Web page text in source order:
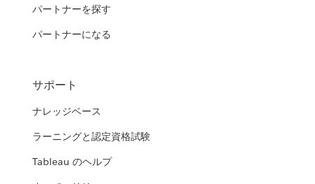
パートナーを探す
パートナーになる
サポート
ナレッジベース
ラーニングと認定資格試験
Tableau のヘルプ